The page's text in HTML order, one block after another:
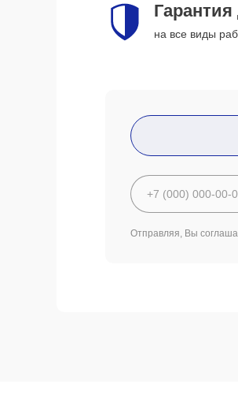
Гарантия
на все виды
Отправляя, Вы